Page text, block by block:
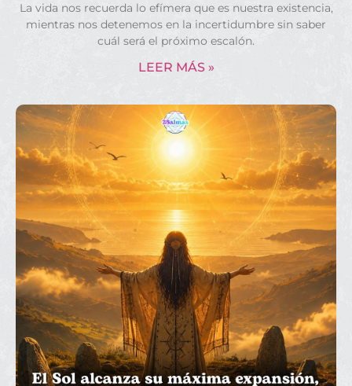
La vida nos recuerda lo efímera que es nuestra existencia,
mientras nos detenemos en la incertidumbre sin saber
cuál será el próximo escalón.
LEER MÁS »